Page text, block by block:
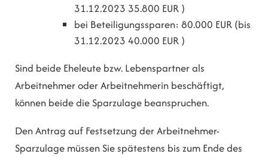
31.12.2023 35.800 EUR )
bei Beteiligungssparen: 80.000 EUR (bis
31.12.2023 40.000 EUR )
Sind beide Eheleute bzw. Lebenspartner als
Arbeitnehmer oder Arbeitnehmerin beschäftigt,
können beide die Sparzulage beanspruchen.
Den Antrag auf Festsetzung der Arbeitnehmer-
Sparzulage müssen Sie spätestens bis zum Ende des